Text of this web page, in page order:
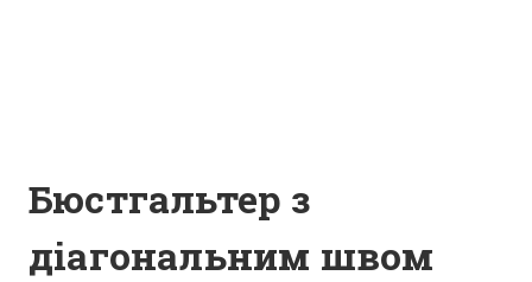
Бюстгальтер з
діагональним швом